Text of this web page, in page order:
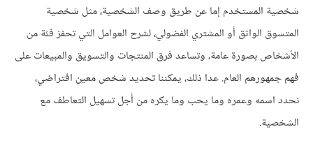
شخصية المستخدم إما عن طريق وصف الشخصية، مثل شخصية
المتسوق الواثق أو المشتري الفضولي، لشرح العوامل التي تحفز فئة من
الأشخاص بصورة عامة، وتساعد فرق المنتجات والتسويق والمبيعات على
فهم جمهورهم العام. عدا ذلك، يمكننا تحديد شخص معين افتراضي،
نحدد اسمه وعمره وما يحب وما يكره من أجل تسهيل التعاطف مع
الشخصية.